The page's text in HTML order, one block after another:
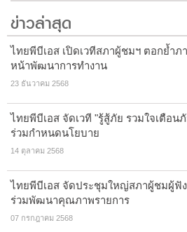
ข่าวล่าสุด
ไทยพีบีเอส เปิดเวทีสภาผู้ชมฯ ตอกย้ำภ
หน้าพัฒนาการทำงาน
23 ธันวาคม 2568
ไทยพีบีเอส จัดเวที "รู้สู้ภัย รวมใจเตือน
ร่วมกำหนดนโยบาย
14 ตุลาคม 2568
ไทยพีบีเอส จัดประชุมใหญ่สภาผู้ชมผู้ฟั
ร่วมพัฒนาคุณภาพรายการ
07 กรกฎาคม 2568